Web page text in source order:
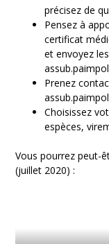
précisez de
Pensez à
certificat
et envoyez
Prenez
Choisissez
espèces,
Vous pourrez peut-
(juillet 2020) :